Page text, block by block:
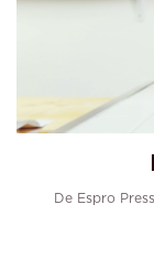
De Espro